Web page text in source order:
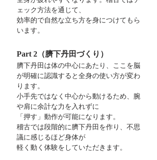
ェック方法を通じて、
効率的で自然な立ち方を身につけてもら
います。
Part 2（臍下丹田づくり）
臍下丹田は体の中心にあたり、ここを脳
が明確に認識すると全身の使い方が変わ
ります。
小手先ではなく中心から動けるため、腕
や肩に余計な力を入れずに
「押す」動作が可能になります。
稽古では段階的に臍下丹田を作り、不思
議に感じるほど身体が
軽く動く体験をしていただきます。